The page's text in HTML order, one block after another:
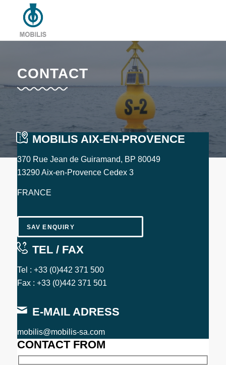
CONTACT
MOBILIS AIX-EN-PROVENCE
370 Rue Jean de Guiramand, BP 80049
13290 Aix-en-Provence Cedex 3
FRANCE
SAV ENQUIRY
TEL / FAX
Tel : +33 (0)442 371 500
Fax : +33 (0)442 371 501
E-MAIL ADRESS
mobilis@mobilis-sa.com
CONTACT FROM